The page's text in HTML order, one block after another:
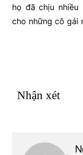
họ đã chịu
cho những cô gái
Nhận xét